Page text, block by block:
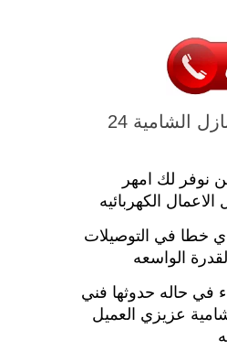
فني كهربائي منازل الشامية 24
نوفر لك امهر
الكهربائيه
خطا في التوصيلات
الواسعه
في حاله حدوثها فني
عزيزي العميل